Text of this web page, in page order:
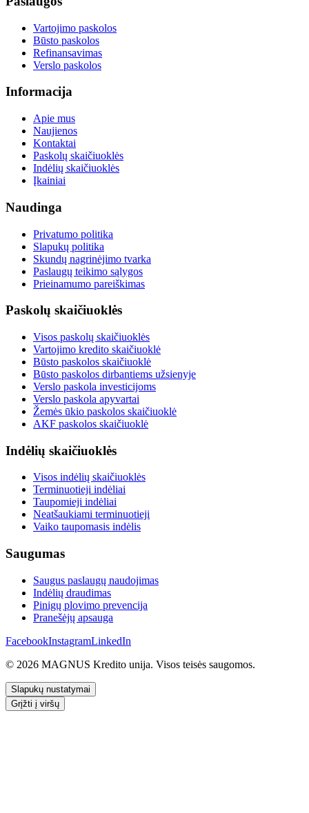
Vartojimo paskolos
Būsto paskolos
Refinansavimas
Verslo paskolos
Informacija
Apie mus
Naujienos
Kontaktai
Paskolų skaičiuoklės
Indėlių skaičiuoklės
Įkainiai
Naudinga
Privatumo politika
Slapukų politika
Skundų nagrinėjimo tvarka
Paslaugų teikimo sąlygos
Prieinamumo pareiškimas
Paskolų skaičiuoklės
Visos paskolų skaičiuoklės
Vartojimo kredito skaičiuoklė
Būsto paskolos skaičiuoklė
Būsto paskolos dirbantiems užsienyje
Verslo paskola investicijoms
Verslo paskola apyvartai
Žemės ūkio paskolos skaičiuoklė
AKF paskolos skaičiuoklė
Indėlių skaičiuoklės
Visos indėlių skaičiuoklės
Terminuotieji indėliai
Taupomieji indėliai
Neatšaukiami terminuotieji
Vaiko taupomasis indėlis
Saugumas
Saugus paslaugų naudojimas
Indėlių draudimas
Pinigų plovimo prevencija
Pranešėjų apsauga
FacebookInstagramLinkedIn
© 2026 MAGNUS Kredito unija. Visos teisės saugomos.
Slapukų nustatymai
Grįžti į viršų